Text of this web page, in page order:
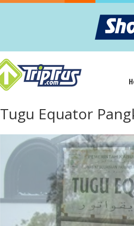
Tugu Equator